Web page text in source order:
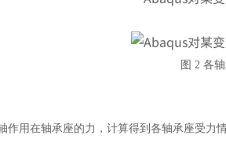
图 2 各
作用在轴承座的力，计算得到各轴承座受力